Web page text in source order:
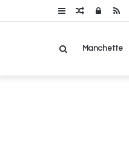
عمودمقالتسجيلRSS
Manchette بحث